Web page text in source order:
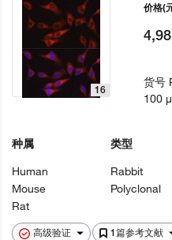
高级验证 1篇参考文献
16
种属
Human
Mouse
Rat
类型
Rabbit
Polyclonal
价格(
货号
100